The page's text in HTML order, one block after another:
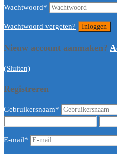
Wachtwoord*
Wachtwoord vergeten?
Nieuw account aanmaken?
(Sluiten)
Registreren
Gebruikersnaam*
E-mail*